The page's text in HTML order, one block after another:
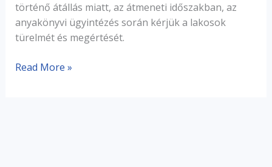
történő átállás miatt, az átmeneti időszakban, az
anyakönyvi ügyintézés során kérjük a lakosok
türelmét és megértését.
Read More »